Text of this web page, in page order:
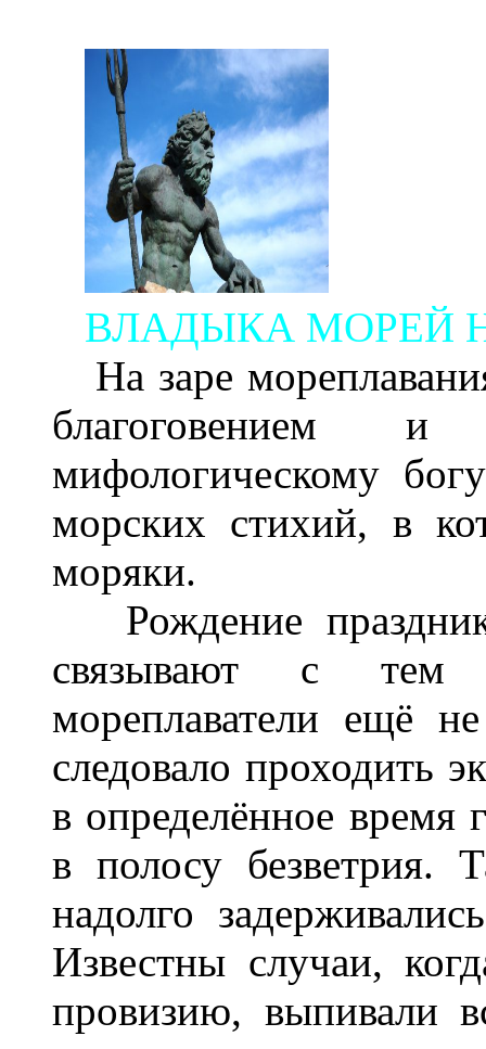
ВЛАДЫКА МОРЕЙ
На заре
благоговением
мифологическому
морских стихий, в
моряки.
Рождение
связывают с тем
мореплаватели ещё
следовало проходить
в определённое время
в полосу безветрия.
надолго
Известны случаи,
провизию, выпивали